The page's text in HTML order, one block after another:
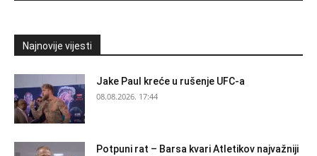
Najnovije vijesti
Jake Paul kreće u rušenje UFC-a
08.08.2026. 17:44
Potpuni rat – Barsa kvari Atletikov najvažniji